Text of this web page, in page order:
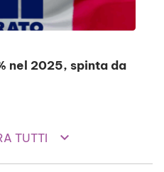
nel 2025, spinta da
TUTTI keyboard_arrow_down